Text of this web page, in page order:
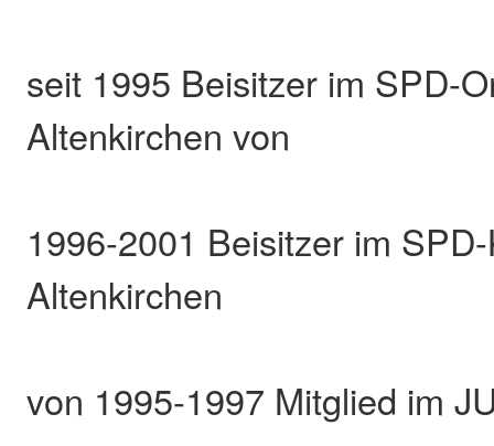
seit 1995 Beisitzer im SPD-
Altenkirchen von
1996-2001 Beisitzer im
Altenkirchen
von 1995-1997 Mitglied im